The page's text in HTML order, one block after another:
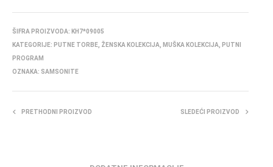
ŠIFRA PROIZVODA: KH7*09005
KATEGORIJE: PUTNE TORBE ŽENSKA KOLEKCIJA MUŠKA KOLEKCIJA
PUTNI
PROGRAM
OZNAKA: SAMSONITE
PRETHODNI PROIZVOD SLEDEĆI PROIZVOD